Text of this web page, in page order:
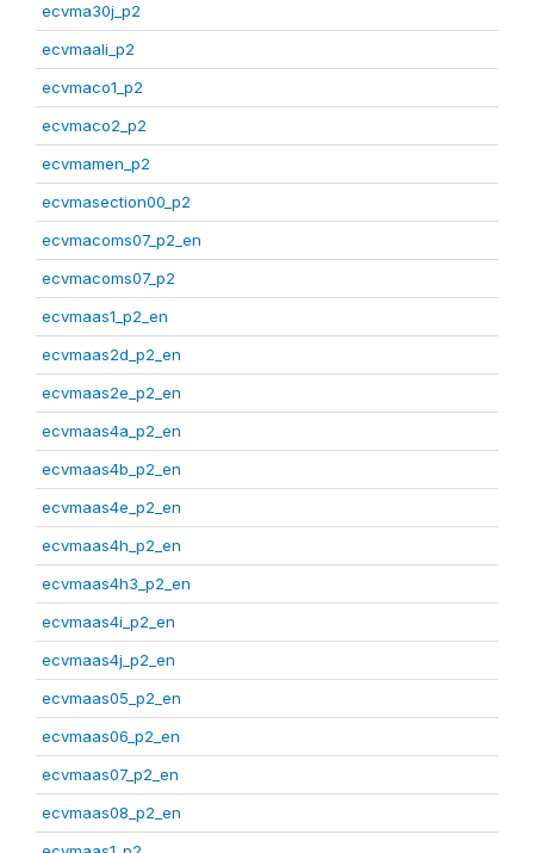
ecvma30j_p2
ecvmaali_p2
ecvmaco1_p2
ecvmaco2_p2
ecvmamen_p2
ecvmasection00_p2
ecvmacoms07_p2_en
ecvmacoms07_p2
ecvmaas1_p2_en
ecvmaas2d_p2_en
ecvmaas2e_p2_en
ecvmaas4a_p2_en
ecvmaas4b_p2_en
ecvmaas4e_p2_en
ecvmaas4h_p2_en
ecvmaas4h3_p2_en
ecvmaas4i_p2_en
ecvmaas4j_p2_en
ecvmaas05_p2_en
ecvmaas06_p2_en
ecvmaas07_p2_en
ecvmaas08_p2_en